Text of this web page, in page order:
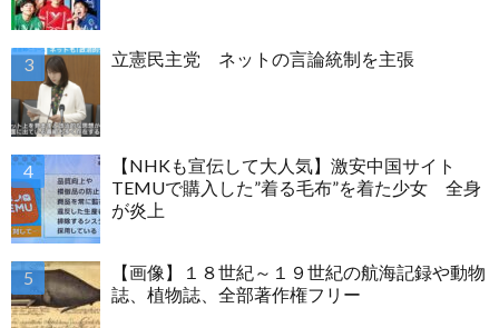
立憲民主党 ネットの言論統制を主張
【NHKも宣伝して大人気】激安中国サイト
TEMUで購入した”着る毛布”を着た少女 全身
が炎上
【画像】１８世紀～１９世紀の航海記録や動物
誌、植物誌、全部著作権フリー